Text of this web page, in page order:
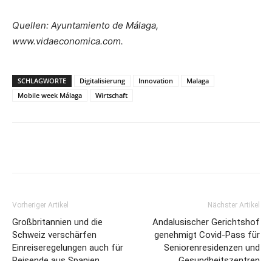
Quellen: Ayuntamiento de Málaga,
www.vidaeconomica.com.
SCHLAGWORTE Digitalisierung Innovation
Malaga
Mobile week Málaga
Wirtschaft
Vorheriger Artikel
Großbritannien und die
Schweiz verschärfen
Einreiseregelungen auch für
Nächster Artikel
Andalusischer Gerichtshof
genehmigt Covid-Pass für
Seniorenresidenzen und